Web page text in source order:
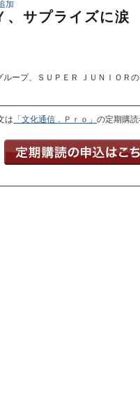
、サプライズに涙
ープ、ＳＵＰＥＲ ＪＵＮＩＯＲ
は 「文化通信．Ｐｒｏ」の定期購